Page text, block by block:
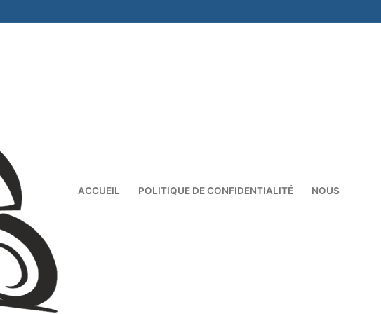
ACCUEIL POLITIQUE DE CONFIDENTIALITÉ NOUS